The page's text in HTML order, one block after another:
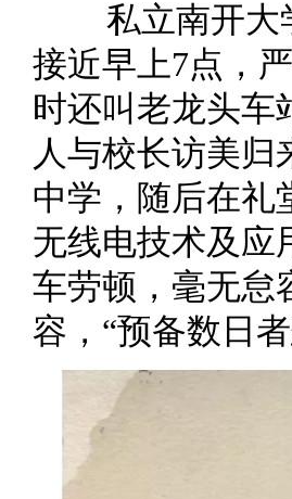
私立南开大
接近早上7点，
时还叫老龙头车
人与校长访美
中学，随后在礼
无线电技术及应
车劳顿，毫无怠
容，“预备数日